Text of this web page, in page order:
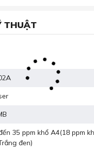
THUẬT
35 ppm khổ A4(18 ppm
đen)